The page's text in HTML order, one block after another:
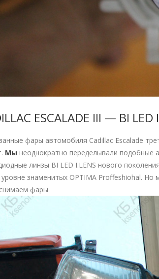
ESCALADE III — BI LED
фары автомобиля Cadillac Escalade
Мы неоднократно переделывали подобные
линзы BI LED I.LENS нового
уровне знаменитых OPTIMA Proffeshiohal.
фары